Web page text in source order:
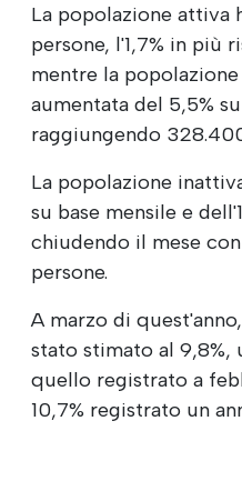
La popolazione attiva
persone, l'1,7% in più
mentre la
aumentata del 5,5%
raggiungendo
La popolazione
su base mensile e
chiudendo il mese
persone.
A marzo di
stato stimato al 9,8%,
quello registrato a
10,7% registrato un